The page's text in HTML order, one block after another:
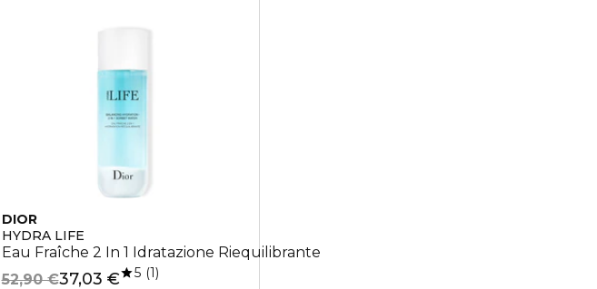
DIOR
HYDRA LIFE
Eau Fraîche 2 In 1 Idratazione Riequilibrante
37,03 €
52,90 € 5 1